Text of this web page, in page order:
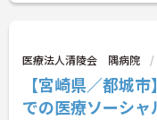
医療法人清陵会 隅病院
【宮崎県／都城
での医療ソーシ